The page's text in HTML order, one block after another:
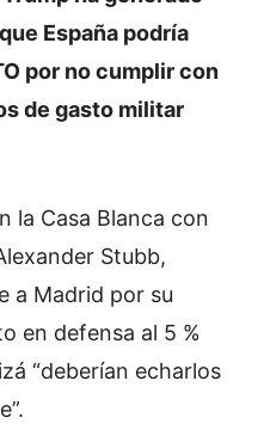
España podría
por no cumplir con
de gasto militar
la Casa Blanca con
Stubb,
a Madrid por su
en defensa al 5 %
“deberían echarlos